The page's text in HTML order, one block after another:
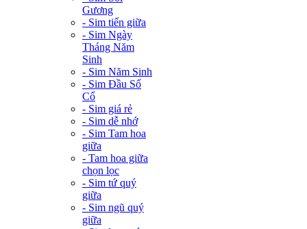
Gương
- Sim tiến giữa
- Sim Ngày
Tháng Năm
Sinh
- Sim Năm Sinh
- Sim Đầu Số
Cổ
- Sim giá rẻ
- Sim dễ nhớ
- Sim Tam hoa
giữa
- Tam hoa giữa
chọn lọc
- Sim tứ quý
giữa
- Sim ngũ quý
giữa